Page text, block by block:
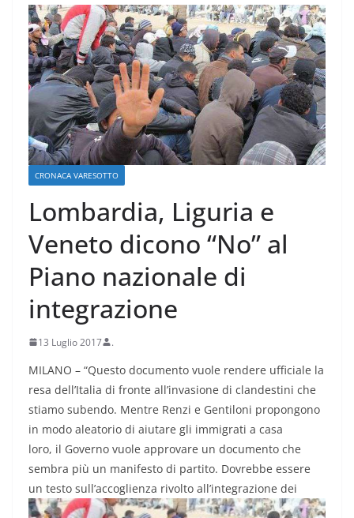
CRONACA VARESOTTO
Lombardia, Liguria e
Veneto dicono “No” al
Piano nazionale di
integrazione
13 Luglio 2017 .
MILANO – “Questo documento vuole rendere ufficiale la
resa dell’Italia di fronte all’invasione di clandestini che
stiamo subendo. Mentre Renzi e Gentiloni propongono
in modo aleatorio di aiutare gli immigrati a casa
loro, il Governo vuole approvare un documento che
sembra più un manifesto di partito. Dovrebbe essere
un testo sull’accoglienza rivolto all’integrazione dei